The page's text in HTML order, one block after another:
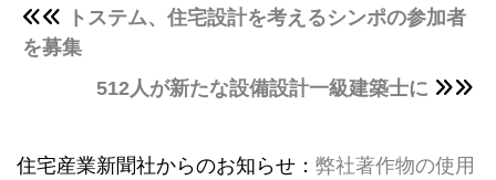
トステム、住宅設計を考えるシンポの参加者
を募集
512人が新たな設備設計一級建築士に
住宅産業新聞社からのお知らせ： 弊社著作物の使用